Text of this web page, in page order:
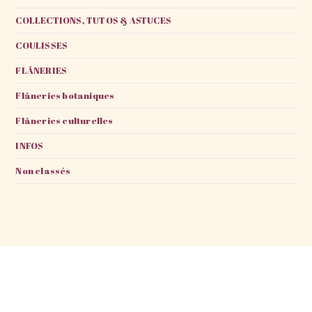
COLLECTIONS, TUTOS & ASTUCES
COULISSES
FLÂNERIES
Flâneries botaniques
Flâneries culturelles
INFOS
Non classés